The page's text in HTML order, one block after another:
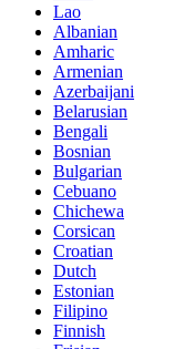
Lao
Albanian
Amharic
Armenian
Azerbaijani
Belarusian
Bengali
Bosnian
Bulgarian
Cebuano
Chichewa
Corsican
Croatian
Dutch
Estonian
Filipino
Finnish